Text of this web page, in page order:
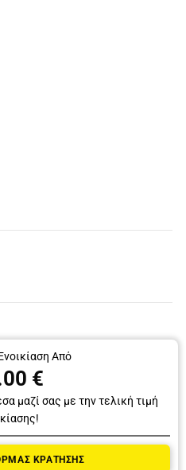
Από
€
μαζί σας με την τελική τιμή
ΚΡΑΤΗΣΗΣ